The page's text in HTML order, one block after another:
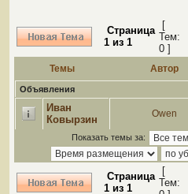
Страница
1 из 1
[
Тем:
0 ]
Темы Автор
Объявления
Иван
Ковырзин
Owen
Показать темы за:
Страница
1 из 1
[
Тем: